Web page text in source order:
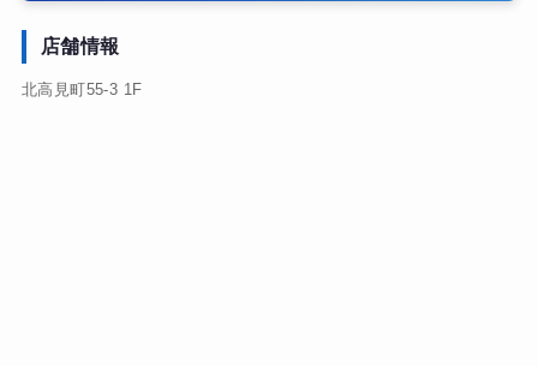
店舗情報
北高見町55-3 1F